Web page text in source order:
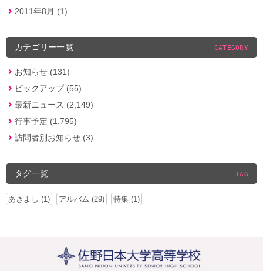
2011年8月 (1)
カテゴリー一覧 CATEGORY
お知らせ (131)
ピックアップ (55)
最新ニュース (2,149)
行事予定 (1,795)
訪問者別お知らせ (3)
タグ一覧 TAG
あきよし (1) アルバム (29) 特集 (1)